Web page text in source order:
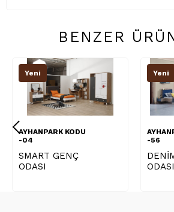
BENZER
Yeni
AYHANPARK KODU
-04
SMART GENÇ
ODASI
Yeni
-56
ODASI